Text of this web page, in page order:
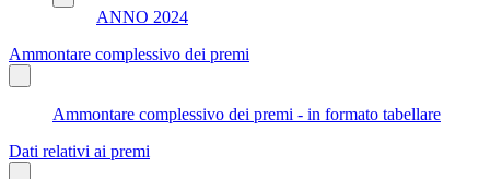
ANNO 2024
Ammontare complessivo dei premi
Ammontare complessivo dei premi - in formato tabellare
Dati relativi ai premi